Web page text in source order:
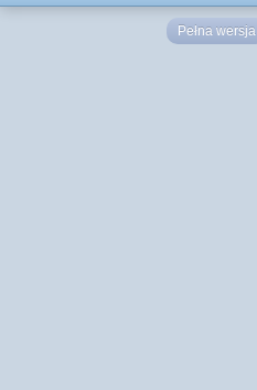
Pełna wersja